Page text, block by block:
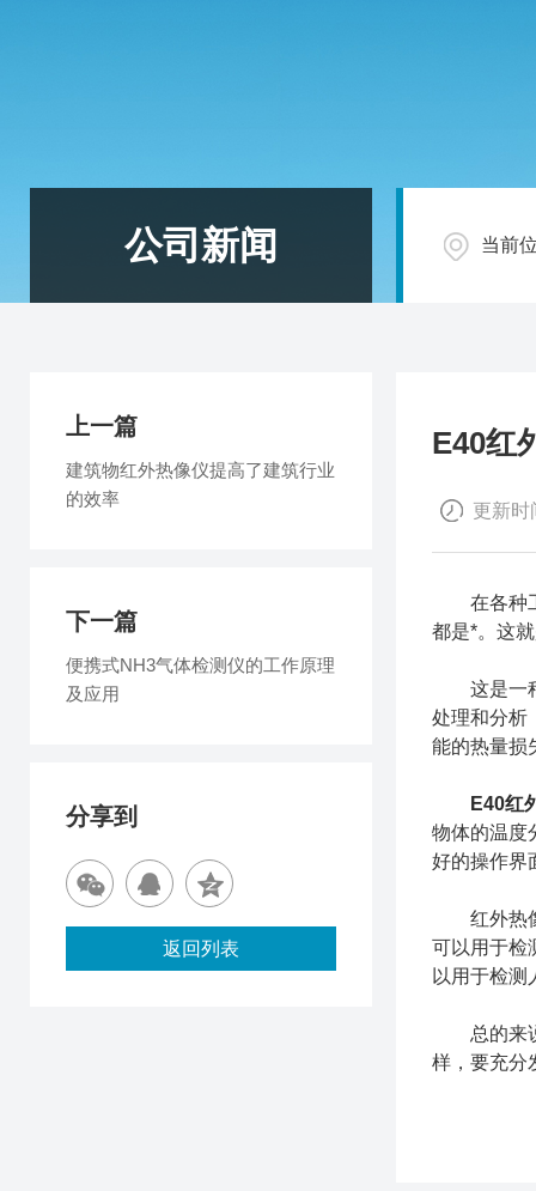
公司新闻 当前
E40红
更新时
在各种工
都是*。这
这是一种
处理和分析
能的热量损
E40红
物体的温度
好的操作界
红外热像
可以用于检
以用于检测
总的来说
样，要充分
上一篇
建筑物红外热像仪提高了建筑行业
的效率
下一篇
便携式NH3气体检测仪的工作原理
及应用
分享到
返回列表